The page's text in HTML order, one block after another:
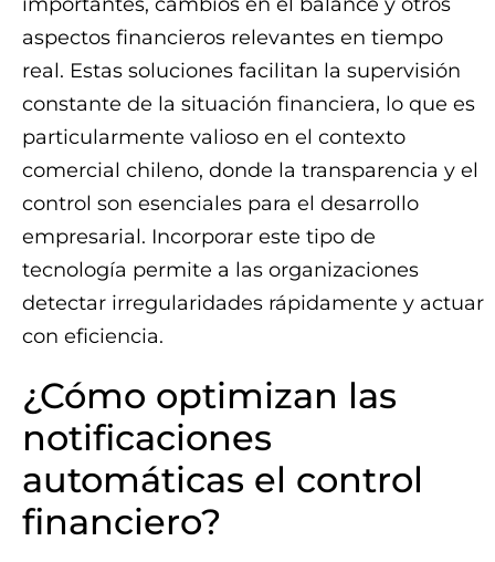
aspectos financieros relevantes en tiempo
real. Estas soluciones facilitan la supervisión
constante de la situación financiera, lo que es
particularmente valioso en el contexto
comercial chileno, donde la transparencia y el
control son esenciales para el desarrollo
empresarial. Incorporar este tipo de
tecnología permite a las organizaciones
detectar irregularidades rápidamente y actuar
con eficiencia.
¿Cómo optimizan las
notificaciones
automáticas el control
financiero?